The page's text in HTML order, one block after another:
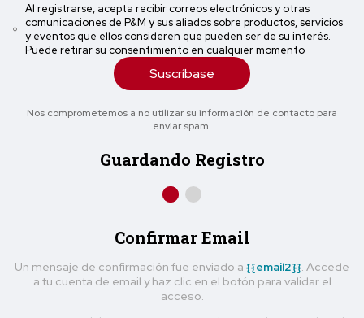
Al registrarse, acepta recibir correos electrónicos y otras
comunicaciones de P&M y sus aliados sobre productos, servicios
y eventos que ellos consideren que pueden ser de su interés.
Puede retirar su consentimiento en cualquier momento
Suscríbase
Nos comprometemos a no utilizar su información de contacto para
enviar spam.
Guardando Registro
Confirmar Email
Un mensaje de confirmación fue enviado a {{email2}} . Accede
a tu cuenta de email y haz clic en el botón para validar el
acceso.